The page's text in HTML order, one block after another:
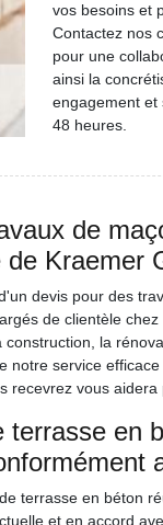
vos besoins et
Contactez nos
pour une
ainsi la
engagement et
48 heures.
de
de Kraemer
devis pour des
de clientèle
construction, la
notre service
recevrez vous
terrasse en
terrasse en béton
et en accord